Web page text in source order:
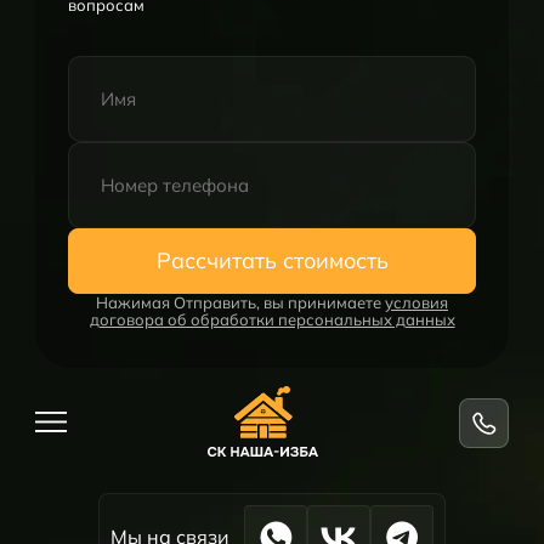
вопросам
Рассчитать стоимость
Нажимая Отправить, вы принимаетеусловия
договора об обработки персональных данных
Мы на связи